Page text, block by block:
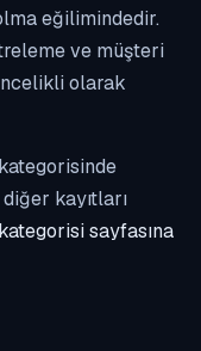
eğilimindedir.
ve müşteri
olarak
kategorisinde
diğer kayıtları
sayfasına